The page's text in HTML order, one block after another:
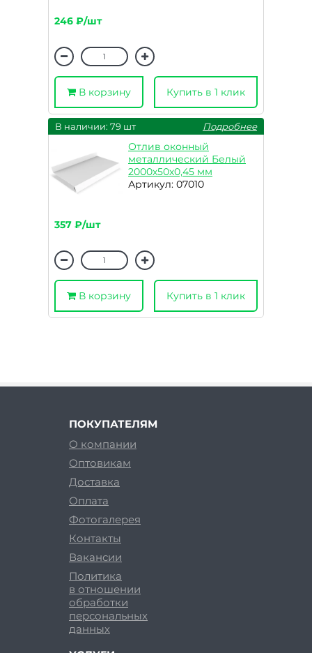
246 ₽/шт
В корзину Купить в 1 клик
В наличии: 79 шт Подробнее
Отлив оконный
металлический Белый
2000х50х0,45 мм
Артикул: 07010
357 ₽/шт
В корзину Купить в 1 клик
ПОКУПАТЕЛЯМ
О компании
Оптовикам
Доставка
Оплата
Фотогалерея
Контакты
Вакансии
Политика
в отношении
обработки
персональных
данных